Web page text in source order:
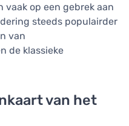
vaak op een gebrek aan
steeds populairder
van
de klassieke
van het